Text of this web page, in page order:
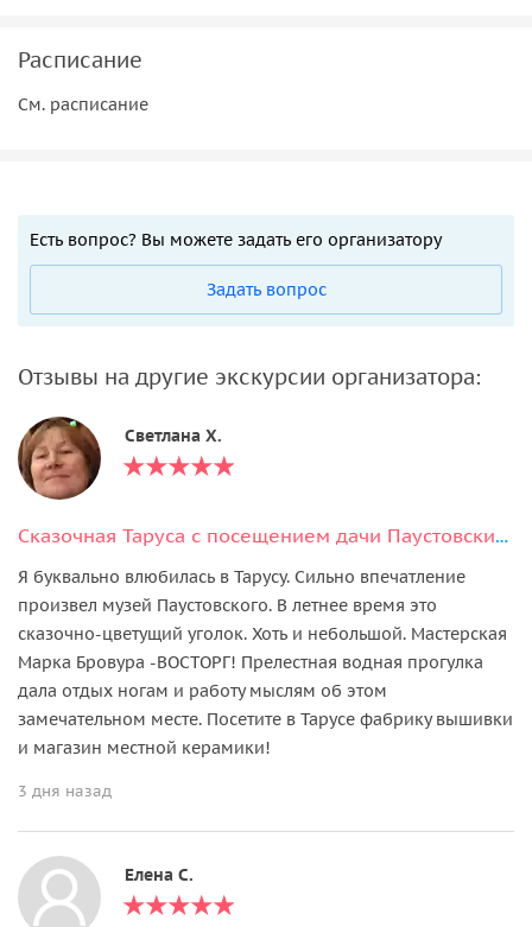
Расписание
См. расписание
Есть вопрос? Вы можете задать его организатору
Задать вопрос
Отзывы на другие экскурсии организатора:
Светлана Х.
Сказочная Таруса с посещением дачи Паустовских или усадьбы Поленова
Я буквально влюбилась в Тарусу. Сильно впечатление
произвел музей Паустовского. В летнее время это
сказочно-цветущий уголок. Хоть и небольшой. Мастерская
Марка Бровура -ВОСТОРГ! Прелестная водная прогулка
дала отдых ногам и работу мыслям об этом
замечательном месте. Посетите в Тарусе фабрику вышивки
и магазин местной керамики!
3 дня назад
Елена С.